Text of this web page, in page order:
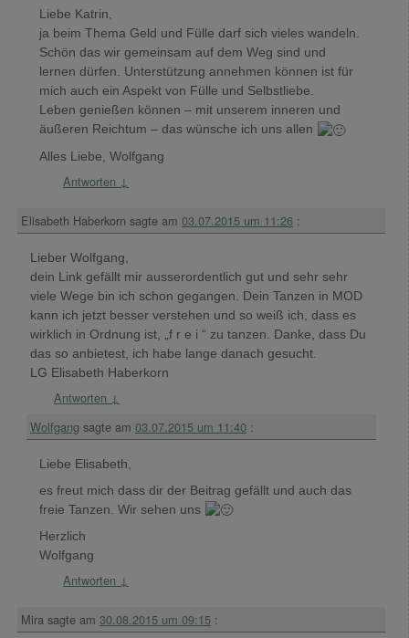
Liebe Katrin,
ja beim Thema Geld und Fülle darf sich vieles wandeln.
Schön das wir gemeinsam auf dem Weg sind und
lernen dürfen. Unterstützung annehmen können ist für
mich auch ein Aspekt von Fülle und Selbstliebe.
Leben genießen können – mit unserem inneren und
äußeren Reichtum – das wünsche ich uns allen
Alles Liebe, Wolfgang
Antworten ↓
Elisabeth Haberkorn sagte am 03.07.2015 um 11:26 :
Lieber Wolfgang,
dein Link gefällt mir ausserordentlich gut und sehr sehr
viele Wege bin ich schon gegangen. Dein Tanzen in MOD
kann ich jetzt besser verstehen und so weiß ich, dass es
wirklich in Ordnung ist, „f r e i “ zu tanzen. Danke, dass Du
das so anbietest, ich habe lange danach gesucht.
LG Elisabeth Haberkorn
Antworten ↓
Wolfgang sagte am 03.07.2015 um 11:40 :
Liebe Elisabeth,
es freut mich dass dir der Beitrag gefällt und auch das
freie Tanzen. Wir sehen uns
Herzlich
Wolfgang
Antworten ↓
Mira sagte am 30.08.2015 um 09:15 :